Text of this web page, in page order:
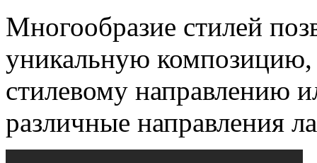
Многообразие стилей
уникальную
стилевому направлению
различные направления